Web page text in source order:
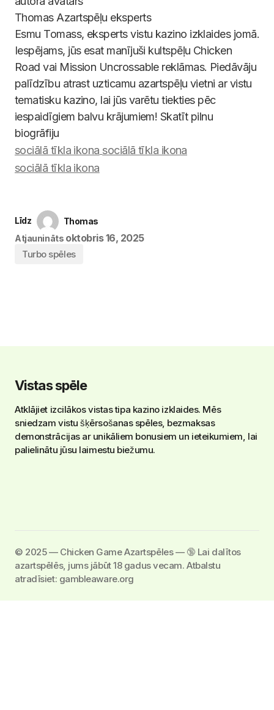
Thomas Azartspēļu eksperts
Esmu Tomass, eksperts vistu kazino izklaides jomā.
Iespējams, jūs esat manījuši kultspēļu Chicken
Road vai Mission Uncrossable reklāmas. Piedāvāju
palīdzību atrast uzticamu azartspēļu vietni ar vistu
tematisku kazino, lai jūs varētu tiekties pēc
iespaidīgiem balvu krājumiem! Skatīt pilnu
biogrāfiju
Līdz
Thomas
Atjaunināts oktobris 16, 2025
Turbo spēles
Vistas spēle
Atklājiet izcilākos vistas tipa kazino izklaides. Mēs
sniedzam vistu šķērsošanas spēles, bezmaksas
demonstrācijas ar unikāliem bonusiem un ieteikumiem, lai
palielinātu jūsu laimestu biežumu.
©️ 2025 — Chicken Game Azartspēles — 🔞 Lai dalītos
azartspēlēs, jums jābūt 18 gadus vecam. Atbalstu
atradīsiet: gambleaware.org